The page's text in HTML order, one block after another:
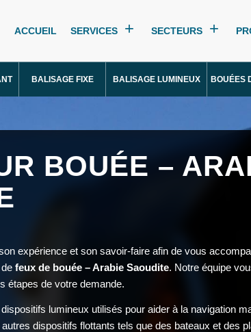
ACCUEIL SERVICES SECTEURS
BALISAGE FIXE BALISAGE LUMINEUX BOUÉES
BOUÉE –
expérience et son savoir-faire afin de vous
feux de bouée – Arabie Saoudite. Notre équipe
étapes de votre demande.
lumineux utilisés pour aider à la navigation
dispositifs flottants tels que des bateaux et des